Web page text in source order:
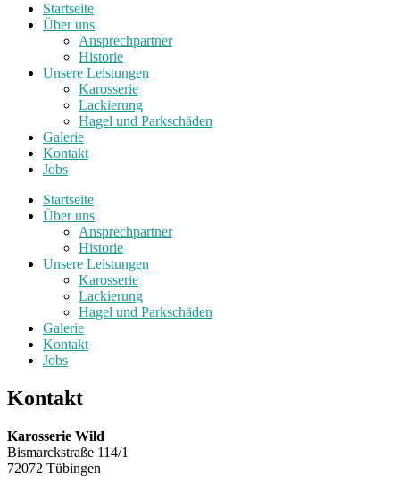
Startseite
Über uns
Ansprechpartner
Historie
Unsere Leistungen
Karosserie
Lackierung
Hagel und Parkschäden
Galerie
Kontakt
Jobs
Startseite
Über uns
Ansprechpartner
Historie
Unsere Leistungen
Karosserie
Lackierung
Hagel und Parkschäden
Galerie
Kontakt
Jobs
Kontakt
Karosserie Wild
Bismarckstraße 114/1
72072 Tübingen